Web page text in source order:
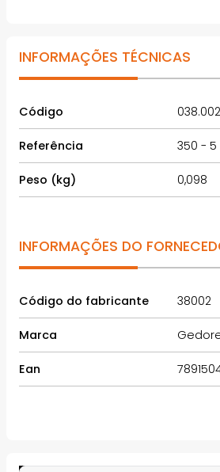
INFORMAÇÕES TÉCNICAS
Código 038.002
Referência 350 - 5
Peso (kg) 0,098
INFORMAÇÕES DO
Código do fabricante 38002
Marca
Ean